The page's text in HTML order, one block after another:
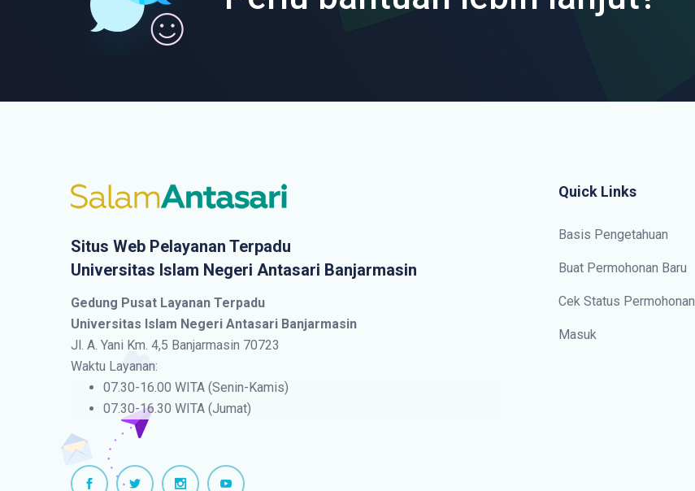
Situs Web Pelayanan Terpadu
Universitas Islam Negeri Antasari Banjarmasin
Gedung Pusat Layanan Terpadu
Universitas Islam Negeri Antasari Banjarmasin
Jl. A. Yani Km. 4,5 Banjarmasin 70723
Waktu Layanan:
07.30-16.00 WITA (Senin-Kamis)
07.30-16.30 WITA (Jumat)
Quick Links
Basis Pengetahuan
Buat Permohonan Baru
Cek Status Permohonan
Masuk